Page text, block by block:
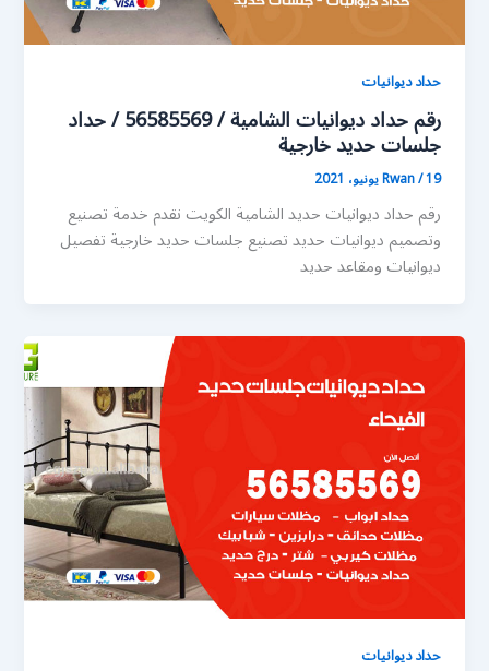
حداد ديوانيات
رقم حداد ديوانيات الشامية / 56585569 / حداد
جلسات حديد خارجية
Rwan/19 يونيو، 2021
رقم حداد ديوانيات حديد الشامية الكويت نقدم خدمة تصنيع
وتصميم ديوانيات حديد تصنيع جلسات حديد خارجية تفصيل
ديوانيات ومقاعد حديد
حداد ديوانيات